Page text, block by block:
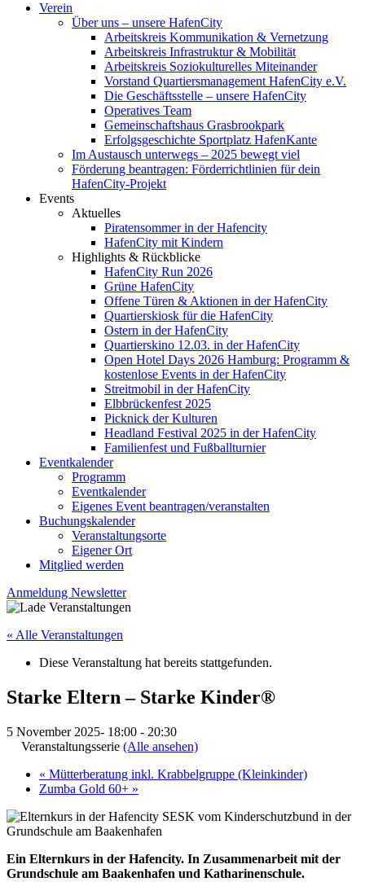
Verein
Über uns – unsere HafenCity
Arbeitskreis Kommunikation & Vernetzung
Arbeitskreis Infrastruktur & Mobilität
Arbeitskreis Soziokulturelles Miteinander
Vorstand Quartiersmanagement HafenCity e.V.
Die Geschäftsstelle – unsere HafenCity
Operatives Team
Gemeinschaftshaus Grasbrookpark
Erfolgsgeschichte Sportplatz HafenKante
Im Austausch unterwegs – 2025 bewegt viel
Förderung beantragen: Förderrichtlinien für dein
HafenCity-Projekt
Events
Aktuelles
Piratensommer in der Hafencity
HafenCity mit Kindern
Highlights & Rückblicke
HafenCity Run 2026
Grüne HafenCity
Offene Türen & Aktionen in der HafenCity
Quartierskiosk für die HafenCity
Ostern in der HafenCity
Quartierskino 12.03. in der HafenCity
Open Hotel Days 2026 Hamburg: Programm &
kostenlose Events in der HafenCity
Streitmobil in der HafenCity
Elbbrückenfest 2025
Picknick der Kulturen
Headland Festival 2025 in der HafenCity
Familienfest und Fußballturnier
Eventkalender
Programm
Eventkalender
Eigenes Event beantragen/veranstalten
Buchungskalender
Veranstaltungsorte
Eigener Ort
Mitglied werden
Anmeldung Newsletter
« Alle Veranstaltungen
Diese Veranstaltung hat bereits stattgefunden.
Starke Eltern – Starke Kinder®
5 November 2025- 18:00 - 20:30
Veranstaltungsserie (Alle ansehen)
« Mütterberatung inkl. Krabbelgruppe (Kleinkinder)
Zumba Gold 60+ »
Ein Elternkurs in der Hafencity. In Zusammenarbeit mit der
Grundschule am Baakenhafen und Katharinenschule.